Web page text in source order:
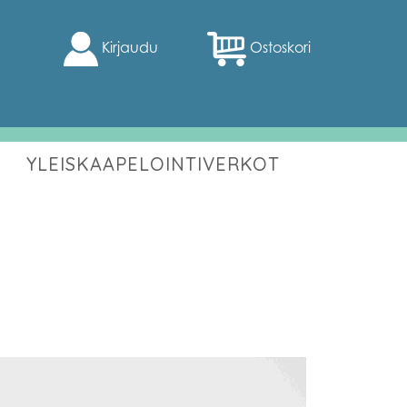
Kirjaudu Ostoskori
YLEISKAAPELOINTIVERKOT